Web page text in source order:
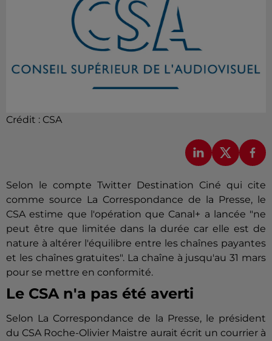
Crédit : CSA
Selon le compte Twitter Destination Ciné qui cite
comme source La Correspondance de la Presse, le
CSA estime que l 'opération que Canal+ a lancée "ne
peut être que limitée dans la durée car elle est de
nature à altérer l'équilibre entre les chaînes payantes
et les chaînes gratuites". La chaîne à jusqu'au 31 mars
pour se mettre en conformité.
Le CSA n'a pas été averti
Selon La Correspondance de la Presse, le président
du CSA Roche-Olivier Maistre aurait écrit un courrier à